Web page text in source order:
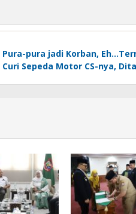
Pura-pura jadi Korban,
Curi Sepeda Motor CS-nya,